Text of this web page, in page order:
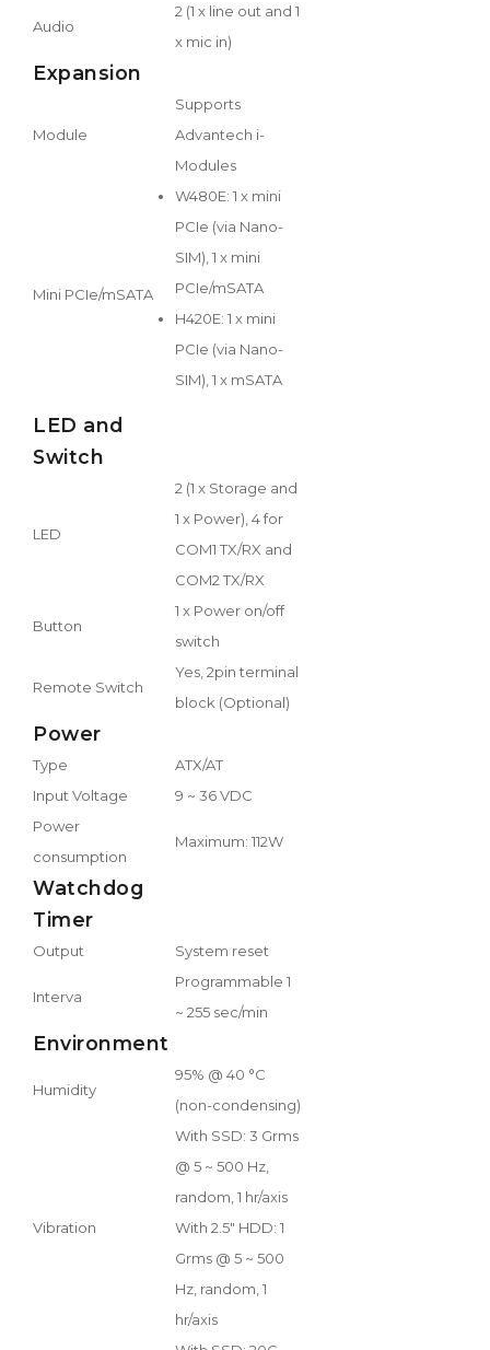
Audio
2 (1 x line out and 1
x mic in)
Expansion
Module
Supports
Advantech i-
Modules
Mini PCIe/mSATA
W480E: 1 x mini
PCIe (via Nano-
SIM), 1 x mini
PCIe/mSATA
H420E: 1 x mini
PCIe (via Nano-
SIM), 1 x mSATA
LED and
Switch
LED
2 (1 x Storage and
1 x Power), 4 for
COM1 TX/RX and
COM2 TX/RX
Button
1 x Power on/off
switch
Remote Switch
Yes, 2pin terminal
block (Optional)
Power
Type
ATX/AT
Input Voltage
9 ~ 36 VDC
Power
consumption
Maximum: 112W
Watchdog
Timer
Output System reset
Interva
Programmable 1
~ 255 sec/min
Environment
Humidity
95% @ 40 °C
(non-condensing)
Vibration
With SSD: 3 Grms
@ 5 ~ 500 Hz,
random, 1 hr/axis
With 2.5" HDD: 1
Grms @ 5 ~ 500
Hz, random, 1
hr/axis